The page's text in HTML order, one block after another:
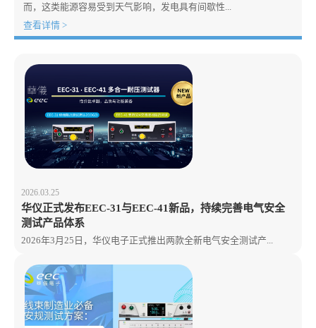
而，这类能源容易受到天气影响，发电具有间歇性...
查看详情 >
2026.03.25
华仪正式发布EEC-31与EEC-41新品，持续完善电气安全
测试产品体系
2026年3月25日，华仪电子正式推出两款全新电气安全测试产...